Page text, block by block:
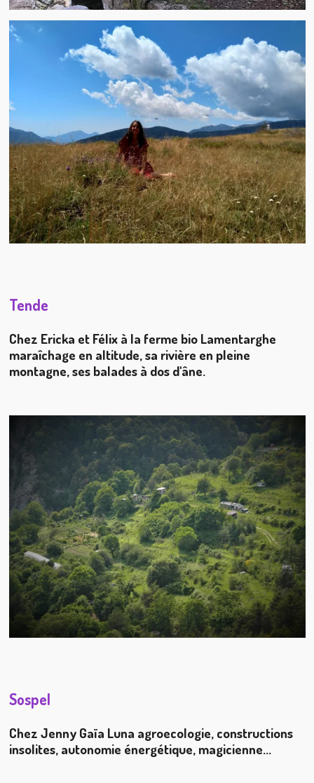
Tende
Chez Ericka et Félix à la ferme bio Lamentarghe
maraîchage en altitude, sa rivière en pleine
montagne, ses balades à dos d'âne.
Sospel
Chez Jenny Gaïa Luna agroecologie, constructions
insolites, autonomie énergétique, magicienne...